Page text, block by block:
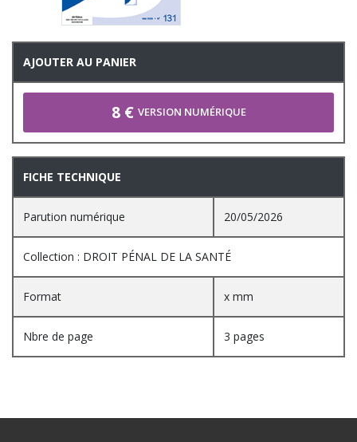
AJOUTER AU PANIER
8 € VERSION NUMÉRIQUE
FICHE TECHNIQUE
Parution numérique 20/05/2026
Collection : DROIT PÉNAL DE LA SANTÉ
Format x mm
Nbre de page 3 pages